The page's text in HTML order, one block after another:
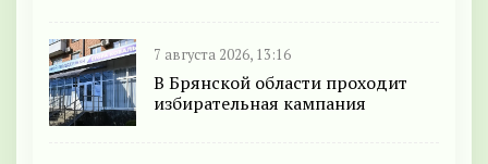
7 августа 2026, 13:16
В Брянской области проходит
избирательная кампания